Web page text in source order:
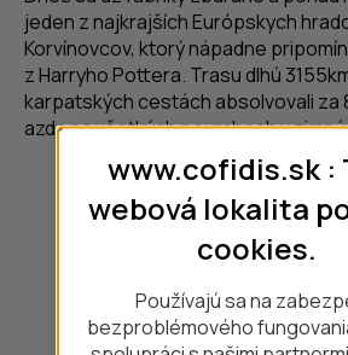
jeden z najkrajších Európskych
Korvínovcov, ktorý nápadne
z Harryho Pottera. Trasu dlhú
karpatských cestách absolvovali za
azda na všetkých povrchoch v
www.cofidis.sk :
webová lokalita
cookies.
Používajú sa na
bezproblémového